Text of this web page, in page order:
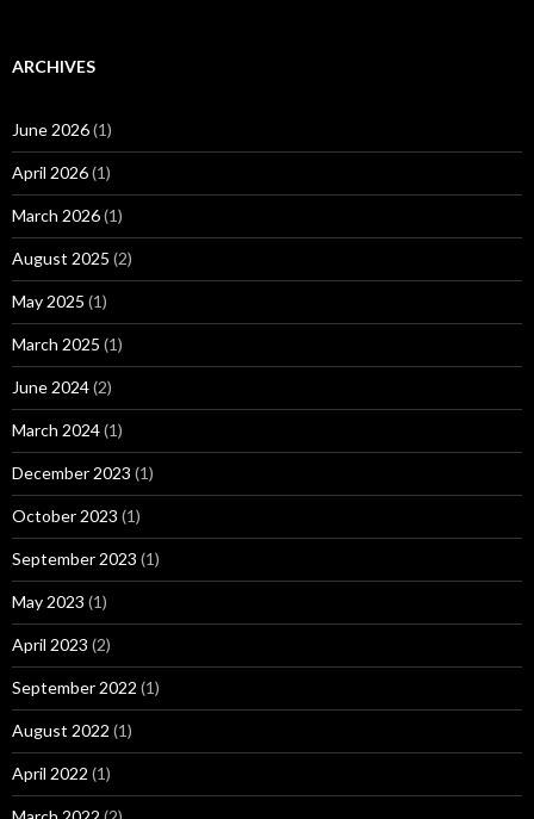
ARCHIVES
June 2026(1)
April 2026(1)
March 2026(1)
August 2025 (2)
May 2025 (1)
March 2025 (1)
June 2024(2)
March 2024(1)
December 2023 (1)
October 2023 (1)
September 2023 (1)
May 2023 (1)
April 2023 (2)
September 2022 (1)
August 2022 (1)
April 2022 (1)